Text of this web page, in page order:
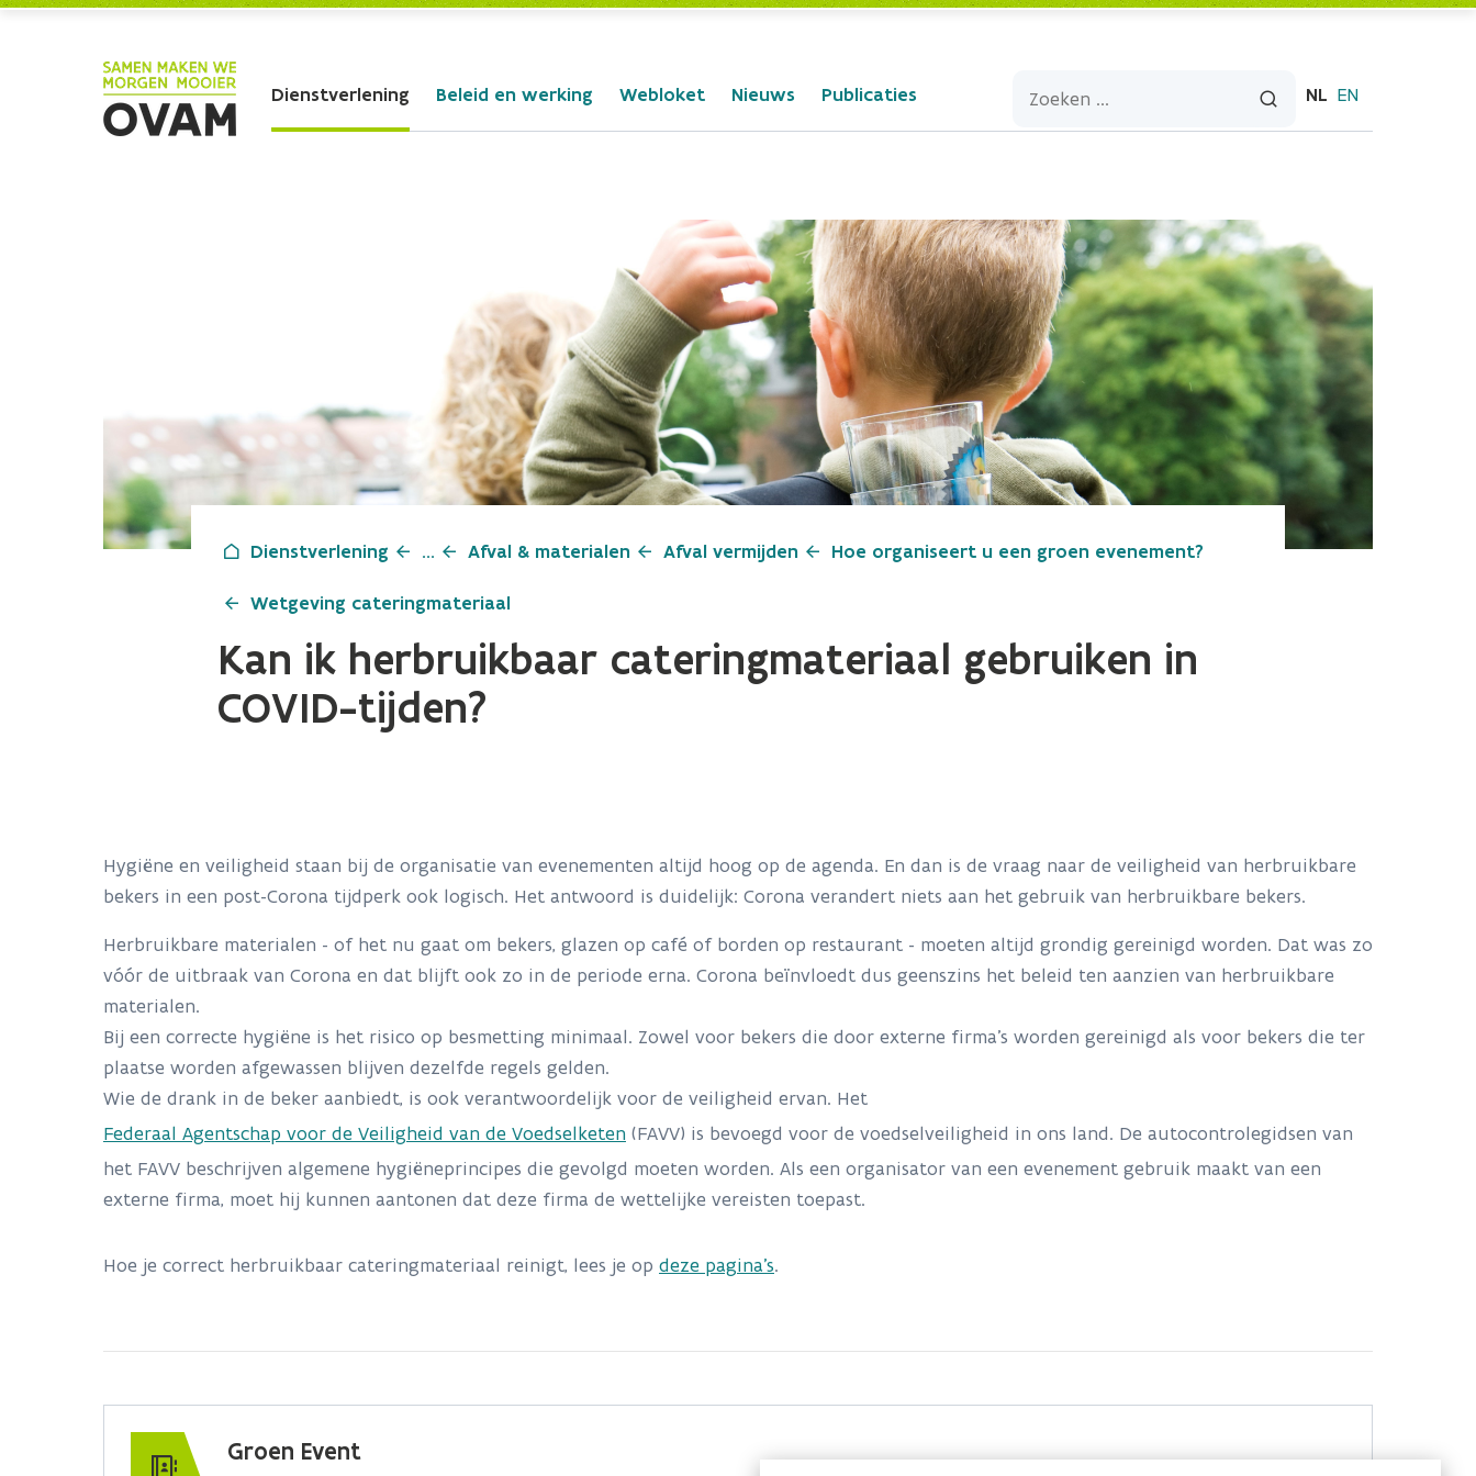
Dienstverlening Beleid en werking Webloket Nieuws Publicaties NL EN
Dienstverlening ... Afval & materialen Afval vermijden Hoe organiseert u een groen evenement?
Wetgeving cateringmateriaal
Kan ik herbruikbaar cateringmateriaal gebruiken in
COVID-tijden?
Hygiëne en veiligheid staan bij de organisatie van evenementen altijd hoog op de agenda. En dan is de vraag naar de veiligheid van herbruikbare
bekers in een post-Corona tijdperk ook logisch. Het antwoord is duidelijk: Corona verandert niets aan het gebruik van herbruikbare bekers.
Herbruikbare materialen - of het nu gaat om bekers, glazen op café of borden op restaurant - moeten altijd grondig gereinigd worden. Dat was zo
vóór de uitbraak van Corona en dat blijft ook zo in de periode erna. Corona beïnvloedt dus geenszins het beleid ten aanzien van herbruikbare
materialen.
Bij een correcte hygiëne is het risico op besmetting minimaal. Zowel voor bekers die door externe firma's worden gereinigd als voor bekers die ter
plaatse worden afgewassen blijven dezelfde regels gelden.
Wie de drank in de beker aanbiedt, is ook verantwoordelijk voor de veiligheid ervan. Het
Federaal Agentschap voor de Veiligheid van de Voedselketen (FAVV) is bevoegd voor de voedselveiligheid in ons land. De autocontrolegidsen van
het FAVV beschrijven algemene hygiëneprincipes die gevolgd moeten worden. Als een organisator van een evenement gebruik maakt van een
externe firma, moet hij kunnen aantonen dat deze firma de wettelijke vereisten toepast.
Hoe je correct herbruikbaar cateringmateriaal reinigt, lees je op deze pagina’s.
Groen Event